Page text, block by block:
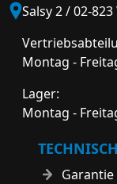
Salsy 2 / 02-
Montag -
Lager:
Montag -
Garantie